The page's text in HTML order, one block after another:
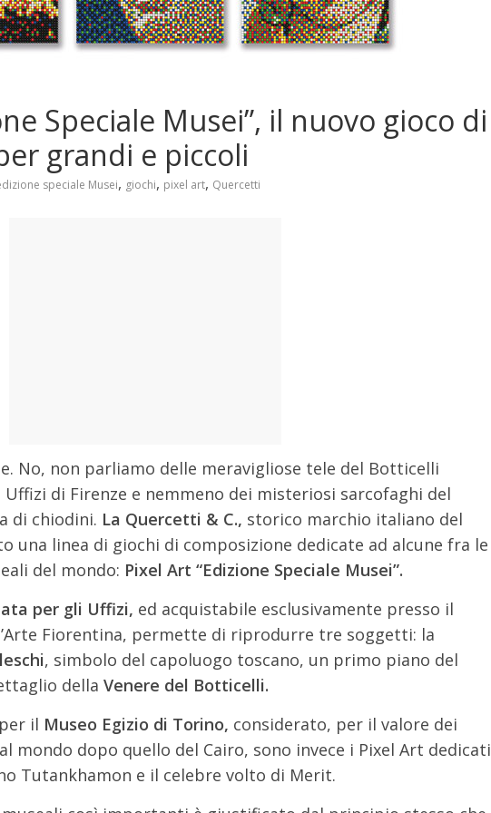
Speciale Musei”, il nuovo gioco di
grandi e piccoli
speciale Musei, giochi, pixel art, Quercetti
No, non parliamo delle meravigliose tele del Botticelli
di Firenze e nemmeno dei misteriosi sarcofaghi del
di chiodini. La Quercetti & C., storico marchio italiano del
una linea di giochi di composizione dedicate ad alcune fra le
del mondo: Pixel Art “Edizione Speciale Musei”.
per gli Uffizi, ed acquistabile esclusivamente presso il
Fiorentina, permette di riprodurre tre soggetti: la
, simbolo del capoluogo toscano, un primo piano del
della Venere del Botticelli.
il Museo Egizio di Torino, considerato, per il valore dei
dopo quello del Cairo, sono invece i Pixel Art dedicati
Tutankhamon e il celebre volto di Merit.